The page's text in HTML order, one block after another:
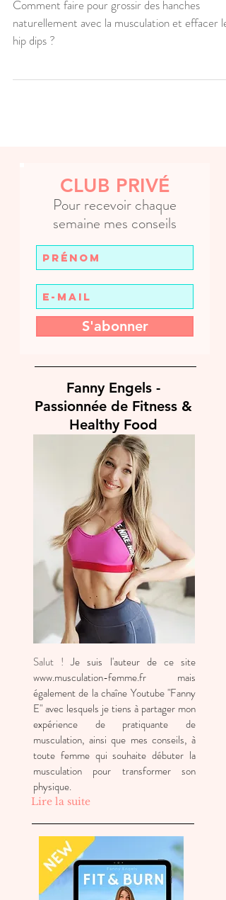
MUSCULATION ?
Comment faire pour grossir des hanches
CLUB PRIVÉ
semaine mes conseils
Fanny Engels -
Passionnée de Fitness &
Healthy Food
Salut !Je suis l'auteur de ce site
www.musculation-femme.frmais
également de la chaîne Youtube "Fanny
E" avec lesquels je tiens à partager mon
expérience de pratiquante de
musculation, ainsi que mes conseils, à
toute femme qui souhaite débuter la
musculation pour transformer son
physique.
Lire la suite